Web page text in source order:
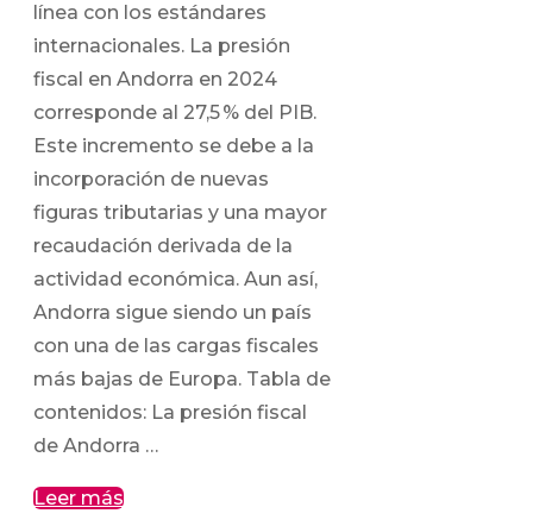
línea con los estándares
internacionales. La presión
fiscal en Andorra en 2024
corresponde al 27,5 % del PIB.
Este incremento se debe a la
incorporación de nuevas
figuras tributarias y una mayor
recaudación derivada de la
actividad económica. Aun así,
Andorra sigue siendo un país
con una de las cargas fiscales
más bajas de Europa. Tabla de
contenidos: La presión fiscal
de Andorra …
Leer más